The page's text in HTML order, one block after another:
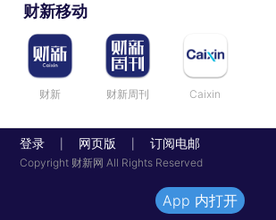
财新移动
财新 财新周刊 Caixin
登录 网页版 订阅电邮
Copyright 财新网 All Rights Reserved
App 内打开